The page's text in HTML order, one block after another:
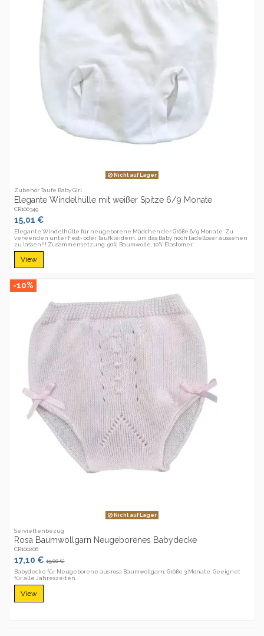
Nicht auf Lager
Zubehör Taufe Baby Girl
Elegante Windelhülle mit weißer Spitze 6/9 Monate
CR100349
15,01 €
Elegante Windelhülle für neugeborene Mädchen der Größe 6/9 Monate. Zu
verwenden unter Fest- oder Taufkleidern, um das Baby noch tadelloser aussehen
zu lassen!!! Zusammensetzung: 90% Baumwolle, 10% Elastomer.
View
-10%
Nicht auf Lager
Serviettenbezug
Rosa Baumwollgarn Neugeborenes Babydecke
CR100206
17,10 €19,00 €
Babydecke für Neugeborene aus rosa Baumwollgarn, Größe 3 Monate. Geeignet
für alle Jahreszeiten.
View